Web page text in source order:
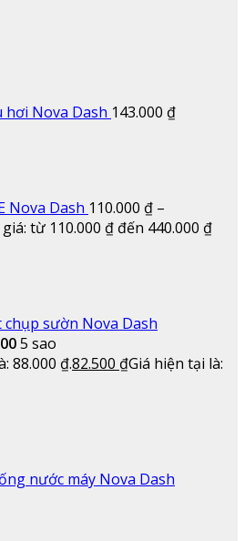
hơi Nova Dash 143.000 ₫
Nova Dash 110.000 ₫ –
từ 110.000 ₫ đến 440.000 ₫
chụp sườn Nova Dash
5 sao
88.000 ₫.82.500 ₫Giá hiện tại là:
nước máy Nova Dash